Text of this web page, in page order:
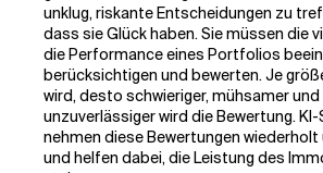
unklug, riskante Entscheidungen zu
dass sie Glück haben. Sie müssen die
die Performance eines Portfolios
berücksichtigen und bewerten. Je
wird, desto schwieriger, mühsamer
unzuverlässiger wird die Bewertung.
nehmen diese Bewertungen
und helfen dabei, die Leistung des